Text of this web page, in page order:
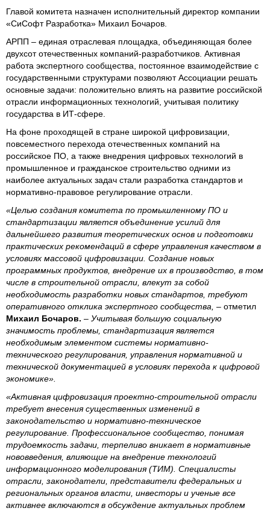
Главой комитета назначен исполнительный директор компании
«СиСофт Разработка» Михаил Бочаров.
АРПП – единая отраслевая площадка, объединяющая более
двухсот отечественных компаний-разработчиков. Активная
работа экспертного сообщества, постоянное взаимодействие с
государственными структурами позволяют Ассоциации решать
основные задачи: положительно влиять на развитие российской
отрасли информационных технологий, учитывая политику
государства в ИТ-сфере.
На фоне проходящей в стране широкой цифровизации,
повсеместного перехода отечественных компаний на
российское ПО, а также внедрения цифровых технологий в
промышленное и гражданское строительство одними из
наиболее актуальных задач стали разработка стандартов и
нормативно-правовое регулирование отрасли.
«Целью создания комитета по промышленному ПО и
стандартизации является объединение усилий для
дальнейшего развития теоретических основ и подготовки
практических рекомендаций в сфере управления качеством в
условиях массовой цифровизации. Создание новых
программных продуктов, внедрение их в производство, в том
числе в строительной отрасли, влекут за собой
необходимость разработки новых стандартов, требуют
оперативного отклика экспертного сообщества, – отметил
Михаил Бочаров. – Учитывая большую социальную
значимость проблемы, стандартизация является
необходимым элементом системы нормативно-
технического регулирования, управления нормативной и
технической документацией в условиях перехода к цифровой
экономике».
«Активная цифровизация проектно-строительной отрасли
требует внесения существенных изменений в
законодательство и нормативно-техническое
регулирование. Профессиональное сообщество, понимая
трудоемкость задачи, терпеливо вникает в нормативные
нововведения, влияющие на внедрение технологий
информационного моделирования (ТИМ). Специалисты
отрасли, законодатели, представители федеральных и
региональных органов власти, инвесторы и ученые все
активнее включаются в обсуждение актуальных проблем